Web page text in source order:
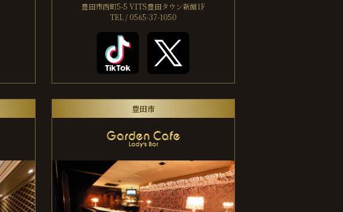
豊田市西町5-5VITS豊田タウン新館1F
TEL / 0565-37-1050
豊田市